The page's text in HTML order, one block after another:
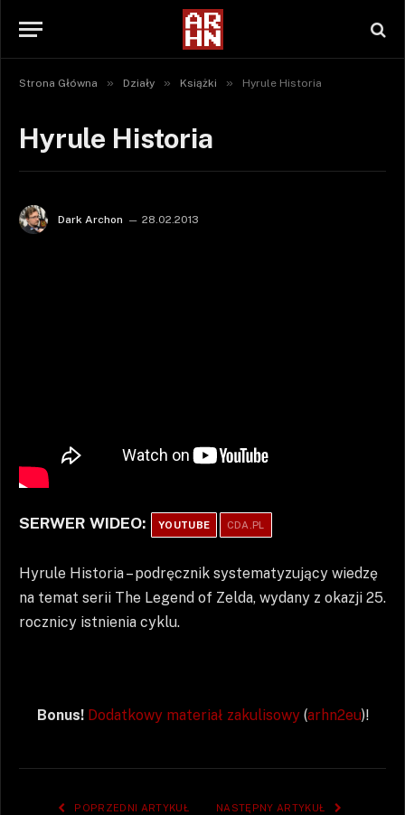
Strona Główna » Działy » Książki » Hyrule Historia
Hyrule Historia
Dark Archon 28.02.2013
SERWER WIDEO: YOUTUBE CDA.PL
Hyrule Historia – podręcznik systematyzujący wiedzę
na temat serii The Legend of Zelda, wydany z okazji 25.
rocznicy istnienia cyklu.
Bonus!Dodatkowy materiał zakulisowy(arhn2eu)!
POPRZEDNI ARTYKUŁ NASTĘPNY ARTYKUŁ